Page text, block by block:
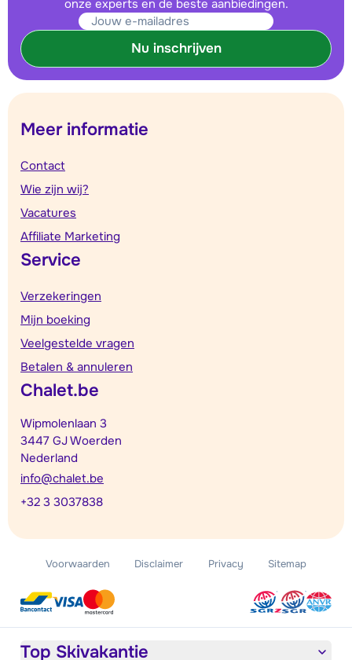
onze experts en de beste aanbiedingen.
Nu inschrijven
Meer informatie
Contact
Wie zijn wij?
Vacatures
Affiliate Marketing
Service
Verzekeringen
Mijn boeking
Veelgestelde vragen
Betalen & annuleren
Chalet.be
Wipmolenlaan 3
3447 GJ Woerden
Nederland
info@chalet.be
+32 3 3037838
Voorwaarden Disclaimer Privacy Sitemap
Top Skivakantie